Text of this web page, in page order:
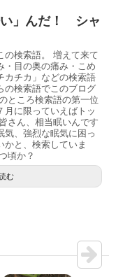
」んだ！ シャ
の検索語。 増えて来て
・目の奥の痛み・こめ
カチカ」などの検索語
の検索語でこのブログ
ところ検索語の第一位
月に限っていえばトッ
さん、相当眠いんです
気、強烈な眠気に困っ
かと、検索していま
頃か？
む